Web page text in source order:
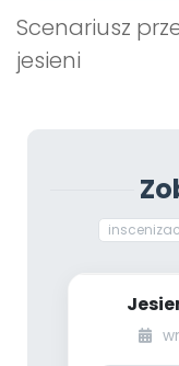
Scenariusz
jesieni